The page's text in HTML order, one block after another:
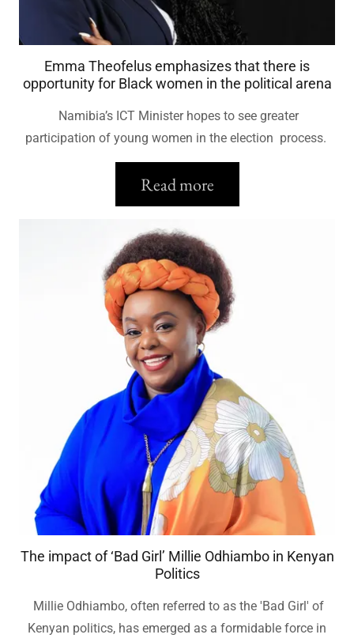
Emma Theofelus emphasizes that there is
opportunity for Black women in the political arena
Namibia’s ICT Minister hopes to see greater
participation of young women in the election process.
Read more
The impact of ‘Bad Girl’ Millie Odhiambo in Kenyan
Politics
Millie Odhiambo, often referred to as the 'Bad Girl' of
Kenyan politics, has emerged as a formidable force in